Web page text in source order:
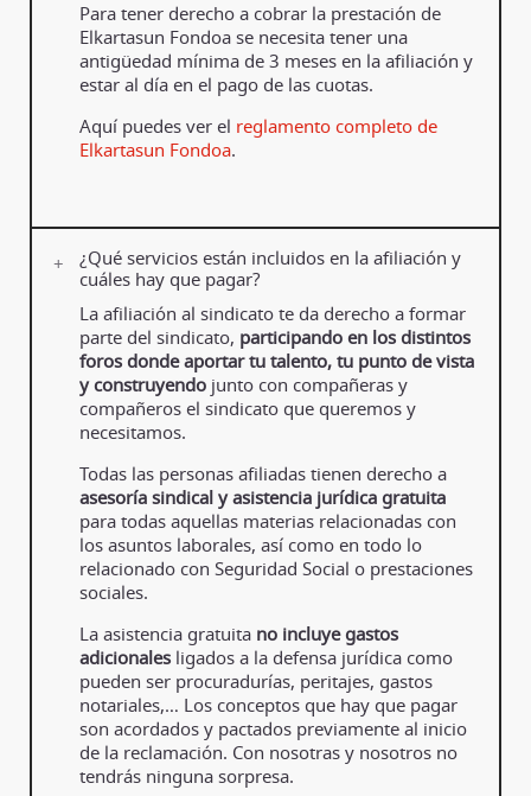
Para tener derecho a cobrar la prestación de
Elkartasun Fondoa se necesita tener una
antigüedad mínima de 3 meses en la afiliación y
estar al día en el pago de las cuotas.
Aquí puedes ver el reglamento completo de
Elkartasun Fondoa.
¿Qué servicios están incluidos en la afiliación y
cuáles hay que pagar?
La afiliación al sindicato te da derecho a formar
parte del sindicato, participando en los distintos
foros donde aportar tu talento, tu punto de vista
y construyendo junto con compañeras y
compañeros el sindicato que queremos y
necesitamos.
Todas las personas afiliadas tienen derecho a
asesoría sindical y asistencia jurídica gratuita
para todas aquellas materias relacionadas con
los asuntos laborales, así como en todo lo
relacionado con Seguridad Social o prestaciones
sociales.
La asistencia gratuita no incluye gastos
adicionales ligados a la defensa jurídica como
pueden ser procuradurías, peritajes, gastos
notariales,… Los conceptos que hay que pagar
son acordados y pactados previamente al inicio
de la reclamación. Con nosotras y nosotros no
tendrás ninguna sorpresa.